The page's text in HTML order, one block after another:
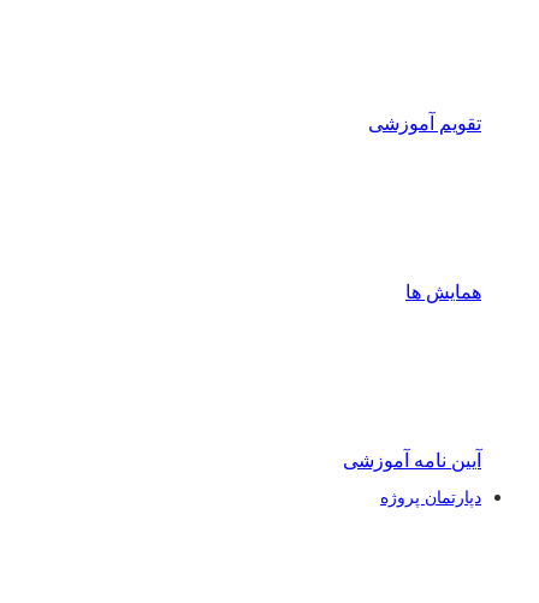
تقویم آموزشی
همایش ها
آیین نامه آموزشی
دپارتمان پروژه